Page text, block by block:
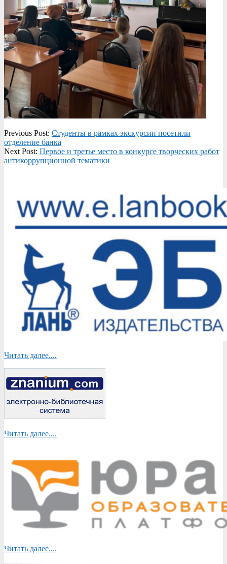
2023-
12-
08
Previous Post: Студенты в рамках экскурсии посетили
отделение банка
Next Post: Первое и третье место в конкурсе творческих работ
антикоррупционной тематики
Читать далее....
Читать далее....
Читать далее....